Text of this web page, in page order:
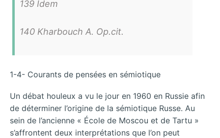
139 Idem
140 Kharbouch A. Op.cit.
1-4- Courants de pensées en sémiotique
Un débat houleux a vu le jour en 1960 en Russie afin
de déterminer l’origine de la sémiotique Russe. Au
sein de l’ancienne « École de Moscou et de Tartu »
s’affrontent deux interprétations que l’on peut